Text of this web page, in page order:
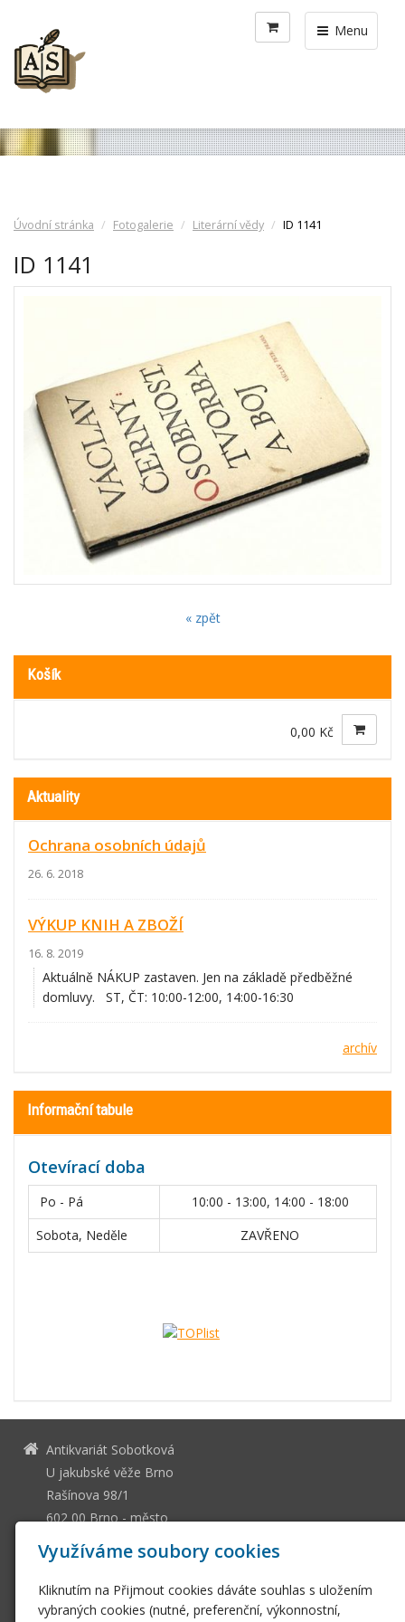
Menu
Úvodní stránka Fotogalerie Literární vědy ID 1141
ID 1141
« zpět
Košík
0,00 Kč
Aktuality
Ochrana osobních údajů
26. 6. 2018
VÝKUP KNIH A ZBOŽÍ
16. 8. 2019
Aktuálně NÁKUP zastaven. Jen na základě předběžné
domluvy. ST, ČT: 10:00-12:00, 14:00-16:30
archív
Informační tabule
Otevírací doba
Po - Pá
10:00 - 13:00, 14:00 - 18:00
Sobota, Neděle
ZAVŘENO
Antikvariát Sobotková
U jakubské věže Brno
Rašínova 98/1
602 00 Brno - město
13036661
CZ505112128
ssobotkova@gmail.com
+420 542 212 393
Využíváme soubory cookies
Kliknutím na Přijmout cookies dáváte souhlas s uložením
vybraných cookies (nutné, preferenční, výkonnostní,